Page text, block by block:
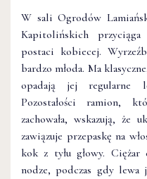
W sali Ogrodów
Kapitolińskich
postaci kobiecej.
bardzo młoda. Ma
opadają jej regularne
Pozostałości ramion,
zachowała, wskazują, że
zawiązuje przepaskę na
kok z tyłu głowy. Ciężar
nodze, podczas gdy